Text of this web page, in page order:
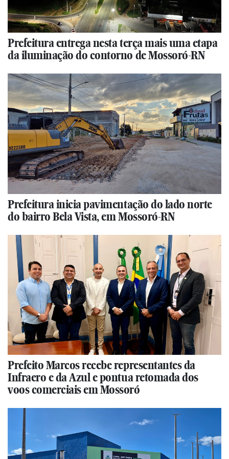
Prefeitura entrega nesta terça mais uma etapa
da iluminação do contorno de Mossoró-RN
Prefeitura inicia pavimentação do lado norte
do bairro Bela Vista, em Mossoró-RN
Prefeito Marcos recebe representantes da
Infraero e da Azul e pontua retomada dos
voos comerciais em Mossoró